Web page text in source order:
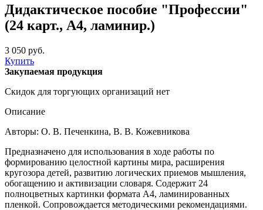
Дидактическое пособие "Профессии"
(24 карт., А4, ламинир.)
3 050 руб.
Купить
Закупаемая продукция
Скидок для торгующих организаций нет
Описание
Авторы: О. В. Печенкина, В. В. Кожевникова
Предназначено для использования в ходе работы по
формированию целостной картины мира, расширения
кругозора детей, развитию логических приемов мышления,
обогащению и активизации словаря. Содержит 24
полноцветных картинки формата А4, ламинированных
пленкой. Сопровождается методическими рекомендациями.